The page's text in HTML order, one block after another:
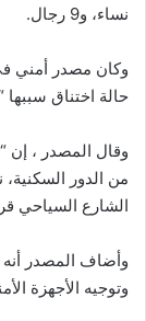
نساء، و9 رجال.
حالة اختناق
من الدور
الشارع السياحي
وأضاف المصدر أنه
وتوجيه الأجهزة